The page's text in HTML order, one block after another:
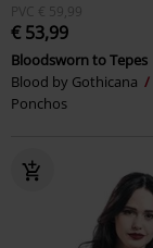
PVC € 59,99
€ 53,99
Bloodsworn to Tepes
Blood by Gothicana
Ponchos